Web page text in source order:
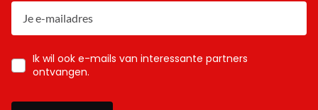
Ik wil ook e-mails van interessante partners
ontvangen.